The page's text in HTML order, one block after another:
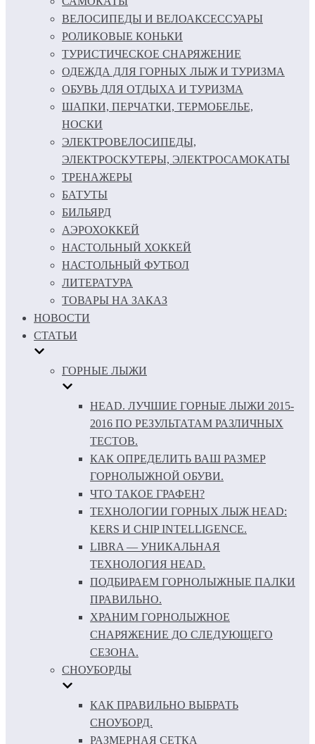
ВЕЛОСИПЕДЫ И ВЕЛОАКСЕССУАРЫ
РОЛИКОВЫЕ КОНЬКИ
ТУРИСТИЧЕСКОЕ СНАРЯЖЕНИЕ
ОДЕЖДА ДЛЯ ГОРНЫХ ЛЫЖ И ТУРИЗМА
ОБУВЬ ДЛЯ ОТДЫХА И ТУРИЗМА
ШАПКИ, ПЕРЧАТКИ, ТЕРМОБЕЛЬЕ,
НОСКИ
ЭЛЕКТРОВЕЛОСИПЕДЫ,
ЭЛЕКТРОСКУТЕРЫ, ЭЛЕКТРОСАМОКАТЫ
ТРЕНАЖЕРЫ
БАТУТЫ
БИЛЬЯРД
АЭРОХОККЕЙ
НАСТОЛЬНЫЙ ХОККЕЙ
НАСТОЛЬНЫЙ ФУТБОЛ
ЛИТЕРАТУРА
ТОВАРЫ НА ЗАКАЗ
НОВОСТИ
СТАТЬИ
ГОРНЫЕ ЛЫЖИ
HEAD. ЛУЧШИЕ ГОРНЫЕ ЛЫЖИ 2015-
2016 ПО РЕЗУЛЬТАТАМ РАЗЛИЧНЫХ
ТЕСТОВ.
КАК ОПРЕДЕЛИТЬ ВАШ РАЗМЕР
ГОРНОЛЫЖНОЙ ОБУВИ.
ЧТО ТАКОЕ ГРАФЕН?
ТЕХНОЛОГИИ ГОРНЫХ ЛЫЖ HEAD:
KERS И CHIP INTELLIGENCE.
LIBRA — УНИКАЛЬНАЯ
ТЕХНОЛОГИЯ HEAD.
ПОДБИРАЕМ ГОРНОЛЫЖНЫЕ ПАЛКИ
ПРАВИЛЬНО.
ХРАНИМ ГОРНОЛЫЖНОЕ
СНАРЯЖЕНИЕ ДО СЛЕДУЮЩЕГО
СЕЗОНА.
СНОУБОРДЫ
КАК ПРАВИЛЬНО ВЫБРАТЬ
СНОУБОРД.
РАЗМЕРНАЯ СЕТКА